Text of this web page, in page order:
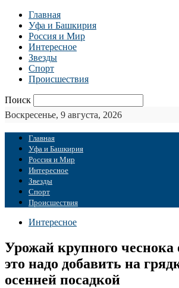
Главная
Уфа и Башкирия
Россия и Мир
Интересное
Звезды
Спорт
Происшествия
Поиск
Воскресенье, 9 августа, 2026
Главная
Уфа и Башкирия
Россия и Мир
Интересное
Звезды
Спорт
Происшествия
Интересное
Урожай крупного чеснока
это надо добавить на
осенней посадкой